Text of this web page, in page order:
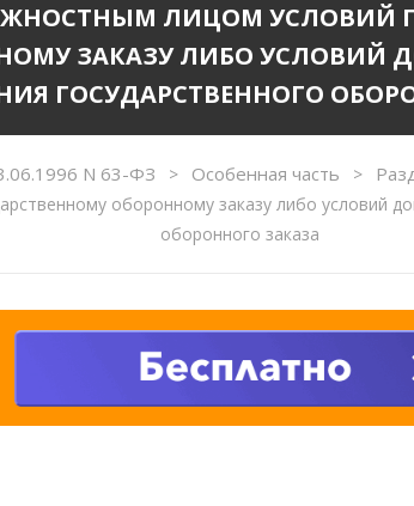
ЛИЦОМ УСЛОВИЙ
ЗАКАЗУ ЛИБО УСЛОВИЙ
ГОСУДАРСТВЕННОГО
N 63-ФЗ > Особенная часть >
оборонному заказу либо условий
оборонного заказа